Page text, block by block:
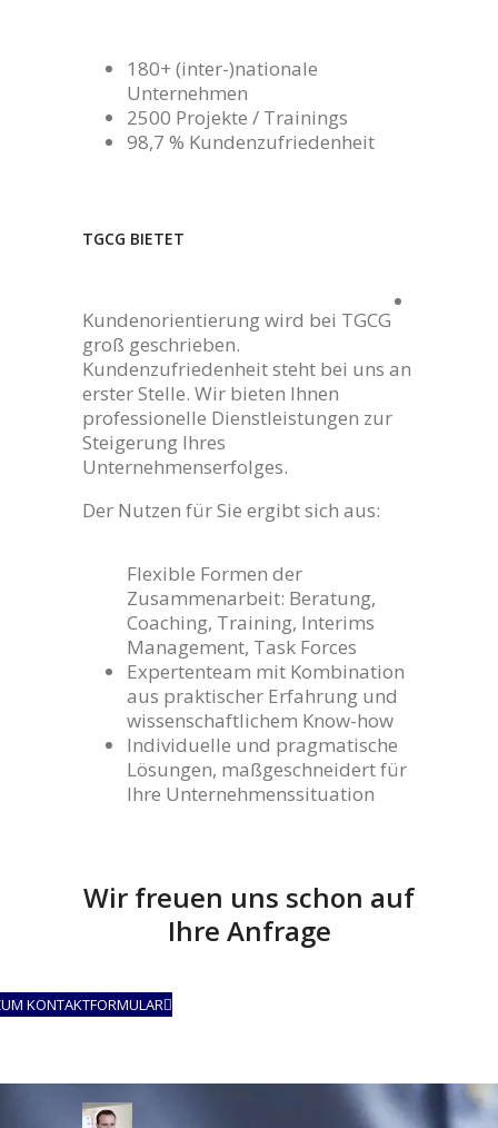
180+ (inter-)nationale
Unternehmen
2500 Projekte / Trainings
98,7 % Kundenzufriedenheit
TGCG BIETET
Kundenorientierung wird bei TGCG
groß geschrieben.
Kundenzufriedenheit steht bei uns an
erster Stelle. Wir bieten Ihnen
professionelle Dienstleistungen zur
Steigerung Ihres
Unternehmenserfolges.
Der Nutzen für Sie ergibt sich aus:
Flexible Formen der
Zusammenarbeit: Beratung,
Coaching, Training, Interims
Management, Task Forces
Expertenteam mit Kombination
aus praktischer Erfahrung und
wissenschaftlichem Know-how
Individuelle und pragmatische
Lösungen, maßgeschneidert für
Ihre Unternehmenssituation
Wir freuen uns schon auf
Ihre Anfrage
KONTAKTFORMULAR